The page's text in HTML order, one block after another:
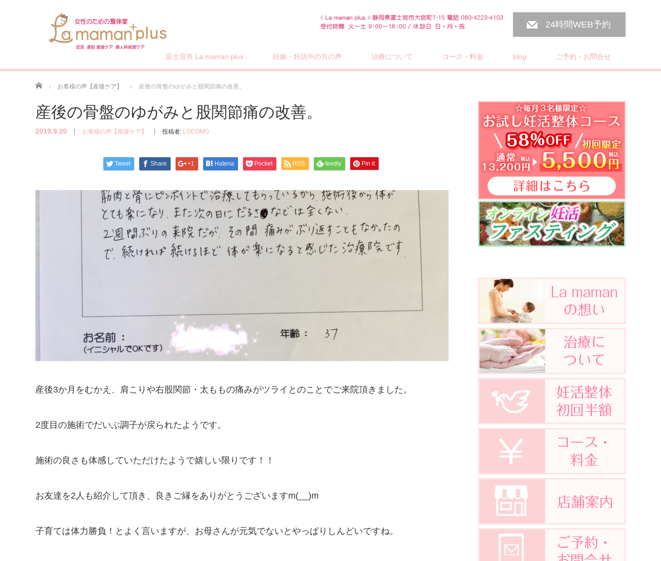
24時間WEB予約
富士宮市 La maman plus 妊娠・妊活中の方の声 治療について コース・料金 blog ご予約・お問合せ
ホーム お客様の声【産後ケア】 産後の骨盤のゆがみと股関節痛の改善。
産後の骨盤のゆがみと股関節痛の改善。
2019.9.20 お客様の声【産後ケア】 投稿者: LOCOMO
Tweet Share +1 Hatena Pocket RSS feedly Pin it
産後3か月をむかえ、肩こりや右股関節・太ももの痛みがツライとのことでご来院頂きました。
2度目の施術でだいぶ調子が戻られたようです。
施術の良さも体感していただけたようで嬉しい限りです！！
お友達を2人も紹介して頂き、良きご縁をありがとうございますm(__)m
子育ては体力勝負！とよく言いますが、お母さんが元気でないとやっぱりしんどいですね。